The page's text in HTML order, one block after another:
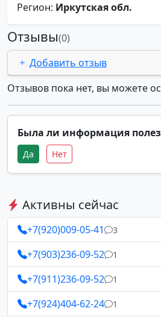
Регион: Иркутская обл.
Отзывы(0)
Добавить отзыв
Отзывов пока нет, вы можете
Была ли информация
Да Нет
Активны сейчас
+7(920)009-05-41 3
+7(903)236-09-52 1
+7(911)236-09-52 1
+7(924)404-62-24 1